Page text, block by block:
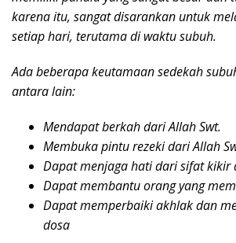
karena itu, sangat disarankan untuk
setiap hari, terutama di waktu subuh.
Ada beberapa keutamaan sedekah
antara lain:
Mendapat berkah dari Allah Swt.
Membuka pintu rezeki dari Allah
Dapat menjaga hati dari sifat kikir
Dapat membantu orang yang
Dapat memperbaiki akhlak dan
dosa